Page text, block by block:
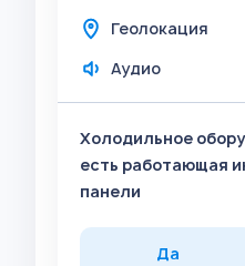
Геолокация
Аудио
Холодильное
есть работающая
панели
Да